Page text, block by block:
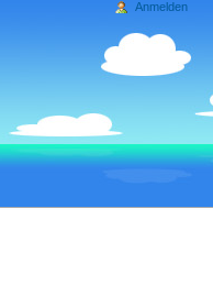
Anmelden